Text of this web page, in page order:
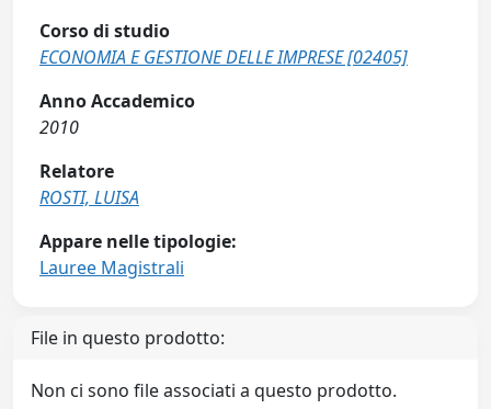
Corso di studio
ECONOMIA E GESTIONE DELLE IMPRESE [02405]
Anno Accademico
2010
Relatore
ROSTI, LUISA
Appare nelle tipologie:
Lauree Magistrali
File in questo prodotto:
Non ci sono file associati a questo prodotto.